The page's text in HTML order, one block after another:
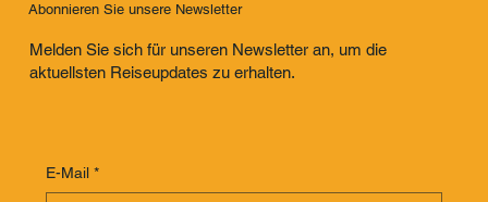
Abonnieren Sie unsere Newsletter
Melden Sie sich für unseren Newsletter an, um die
aktuellsten Reiseupdates zu erhalten.
E-Mail *